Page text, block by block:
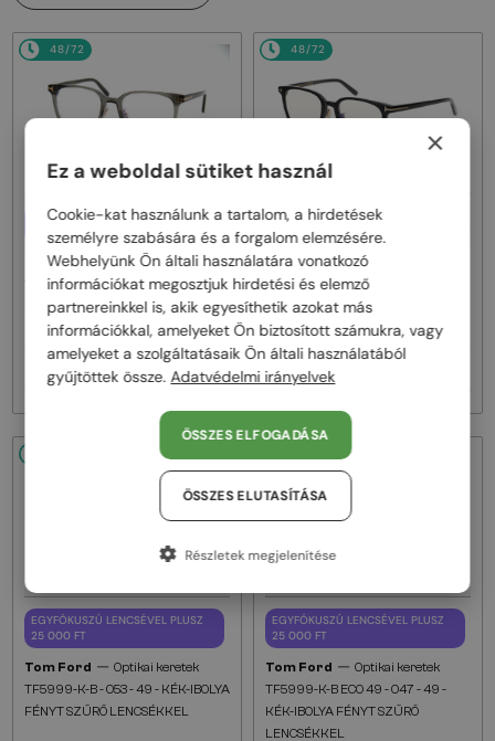
48/72
EGYFÓKUSZÚ LENCSÉVEL PLUSZ
25 000 FT
Tom Ford—Optikai keretek
TF5998-K-B - 020 - 51 - KÉK-IBOLYA
FÉNYT SZŰRŐ LENCSÉKKEL
71 000 Ft
48/72
EGYFÓKUSZÚ LENCSÉVEL PLUSZ
25 000 FT
Tom Ford—Optikai keretek
TF5998-K-B ECO - 001 - 51 - KÉK-
IBOLYA FÉNYT SZŰRŐ
LENCSÉKKEL
71 000 Ft
EGYFÓKUSZÚ LENCSÉVEL PLUSZ
25 000 FT
Tom Ford — Optikai keretek
TF5999-K-B - 053 - 49 - KÉK-IBOLYA
FÉNYT SZŰRŐ LENCSÉKKEL
EGYFÓKUSZÚ LENCSÉVEL PLUSZ
25 000 FT
Tom Ford — Optikai keretek
TF5999-K-B ECO 49 - 047 - 49 -
KÉK-IBOLYA FÉNYT SZŰRŐ
LENCSÉKKEL
×
Ez a weboldal sütiket használ
Cookie-kat használunk a tartalom, a hirdetések
személyre szabására és a forgalom elemzésére.
Webhelyünk Ön általi használatára vonatkozó
információkat megosztjuk hirdetési és elemző
partnereinkkel is, akik egyesíthetik azokat más
információkkal, amelyeket Ön biztosított számukra, vagy
amelyeket a szolgáltatásaik Ön általi használatából
gyűjtöttek össze. Adatvédelmi irányelvek
ÖSSZES ELFOGADÁSA
ÖSSZES ELUTASÍTÁSA
Részletek megjelenítése